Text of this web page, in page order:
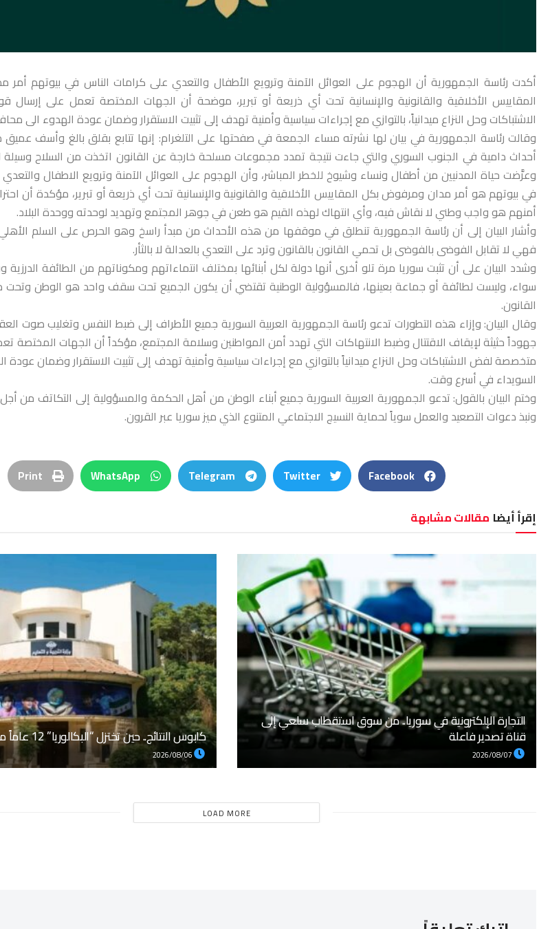
أكدت رئاسة الجمهورية أن الهجوم على العوائل الآمنة وترويع الأطفال والتعدي على كرامات الناس في بيوتهم
المقاييس الأخلاقية والقانونية والإنسانية تحت أي ذريعة أو تبرير، موضحة أن الجهات المختصة تعمل على
الاشتباكات وحل النزاع ميدانياً، بالتوازي مع إجراءات سياسية وأمنية تهدف إلى تثبيت الاستقرار وضمان عودة الهدوء الى
وقالت رئاسة الجمهورية في بيان لها نشرته مساء الجمعة في صفحتها على التلغرام: إنها تتابع بقلق بالغ وأسف
أحداث دامية في الجنوب السوري والتي جاءت نتيجة تمدد مجموعات مسلحة خارجة عن القانون اتخذت من السلاح وسيلة
وعرَّضت حياة المدنيين من أطفال ونساء وشيوخ للخطر المباشر، وأن الهجوم على العوائل الآمنة وترويع الاطفال
في بيوتهم هو أمر مدان ومرفوض بكل المقاييس الأخلاقية والقانونية والإنسانية تحت أي ذريعة أو تبرير، مؤكدة أن
أمنهم هو واجب وطني لا نقاش فيه، وأي انتهاك لهذه القيم هو طعن في جوهر المجتمع وتهديد لوحدته ووحدة البلاد.
وأشار البيان إلى أن رئاسة الجمهورية تنطلق في موقفها من هذه الأحداث من مبدأ راسخ وهو الحرص على السلم الأهلي
فهي لا تقابل الفوضى بالفوضى بل تحمي القانون بالقانون وترد على التعدي بالعدالة لا بالثأر.
وشدد البيان على أن تثبت سوريا مرة تلو أخرى أنها دولة لكل أبنائها بمختلف انتماءاتهم ومكوناتهم من الطائفة الدرزية
سواء، وليست لطائفة أو جماعة بعينها، فالمسؤولية الوطنية تقتضي أن يكون الجميع تحت سقف واحد هو الوطن
القانون.
وقال البيان: وإزاء هذه التطورات تدعو رئاسة الجمهورية العربية السورية جميع الأطراف إلى ضبط النفس وتغليب صوت
جهوداً حثيثة لإيقاف الاقتتال وضبط الانتهاكات التي تهدد أمن المواطنين وسلامة المجتمع، مؤكداً أن الجهات المختصة
متخصصة لفض الاشتباكات وحل النزاع ميدانياً بالتوازي مع إجراءات سياسية وأمنية تهدف إلى تثبيت الاستقرار وضمان
السويداء في أسرع وقت.
وختم البيان بالقول: تدعو الجمهورية العربية السورية جميع أبناء الوطن من أهل الحكمة والمسؤولية إلى التكاتف من
ونبذ دعوات التصعيد والعمل سوياً لحماية النسيج الاجتماعي المتنوع الذي ميز سوريا عبر القرون.
Facebook
Twitter
Telegram
WhatsApp
Print
إقرأ أيضا مقالات مشابهة
التجارة الإلكترونية في سوريا.. من سوق استقطاب سلعي إلى
قناة تصدير فاعلة كابوس النتائج.. حين تختزل “البكالوريا” 12 عاماً من عمر الطلاب
LOAD MORE